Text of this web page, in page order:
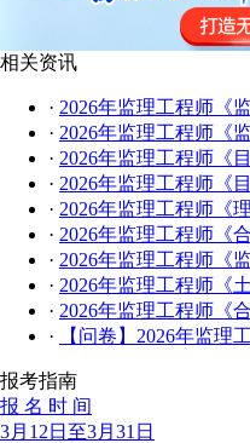
相关资讯
· 2026年监理工程师《
· 2026年监理工程师《
· 2026年监理工程师《
· 2026年监理工程师《
· 2026年监理工程师《
· 2026年监理工程师《
· 2026年监理工程师《
· 2026年监理工程师《
· 2026年监理工程师《
·
【问卷】2026年监理
报考指南
报 名 时 间
3月12日至3月31日